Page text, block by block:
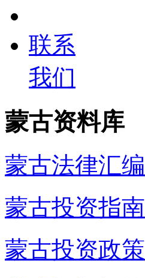
联系
我们
蒙古资料库
蒙古法律汇编
蒙古投资指南
蒙古投资政策